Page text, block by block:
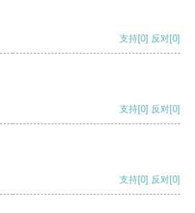
支持[0] 反对[0]
支持[0] 反对[0]
支持[0] 反对[0]